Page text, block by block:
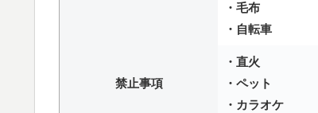
・毛布
・自転車
禁止事項
・直火
・ペット
・カラオケ